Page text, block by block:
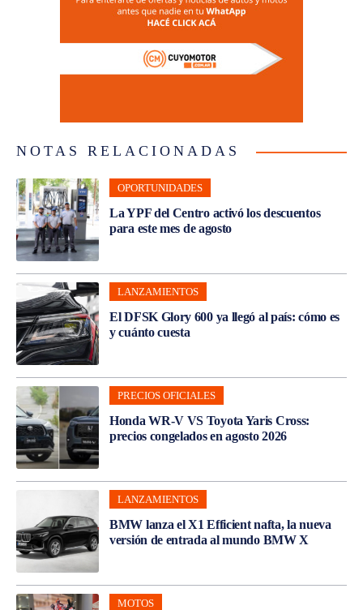
NOTAS RELACIONADAS
OPORTUNIDADES
La YPF del Centro activó los descuentos
para este mes de agosto
LANZAMIENTOS
El DFSK Glory 600 ya llegó al país: cómo es
y cuánto cuesta
PRECIOS OFICIALES
Honda WR-V VS Toyota Yaris Cross:
precios congelados en agosto 2026
LANZAMIENTOS
BMW lanza el X1 Efficient nafta, la nueva
versión de entrada al mundo BMW X
MOTOS